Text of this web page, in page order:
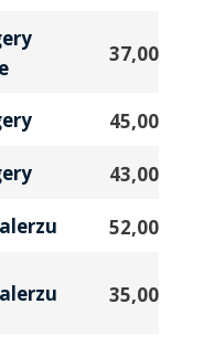
37,00
45,00
43,00
52,00
35,00